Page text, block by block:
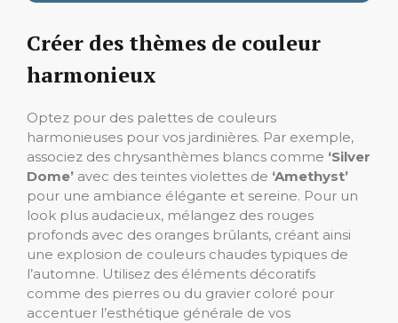
Créer des thèmes de couleur
harmonieux
Optez pour des palettes de couleurs
harmonieuses pour vos jardinières. Par exemple,
associez des chrysanthèmes blancs comme ‘Silver
Dome’ avec des teintes violettes de ‘Amethyst’
pour une ambiance élégante et sereine. Pour un
look plus audacieux, mélangez des rouges
profonds avec des oranges brûlants, créant ainsi
une explosion de couleurs chaudes typiques de
l’automne. Utilisez des éléments décoratifs
comme des pierres ou du gravier coloré pour
accentuer l’esthétique générale de vos